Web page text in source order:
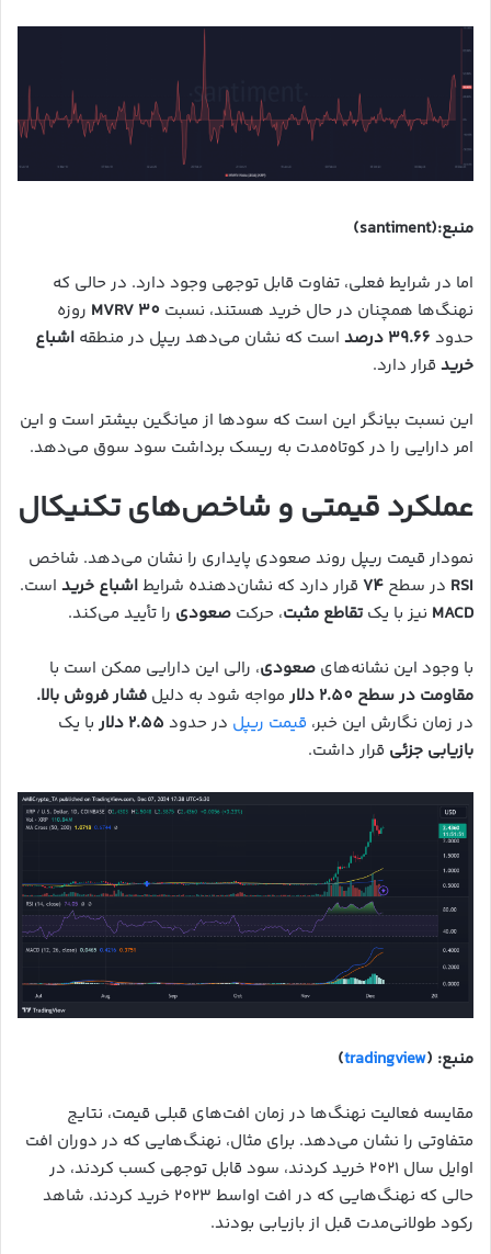
منبع:(santiment)
اما در شرایط فعلی، تفاوت قابل توجهی وجود دارد. در حالی که
نهنگ‌ها همچنان در حال خرید هستند، نسبت MVRV 30 روزه
حدود 39.66 درصد است که نشان می‌دهد ریپل در منطقه اشباع
خرید قرار دارد.
این نسبت بیانگر این است که سودها از میانگین بیشتر است و این
امر دارایی را در کوتاه‌مدت به ریسک برداشت سود سوق می‌دهد.
عملکرد قیمتی و شاخص‌های تکنیکال
نمودار قیمت ریپل روند صعودی پایداری را نشان می‌دهد. شاخص
RSI در سطح 74 قرار دارد که نشان‌دهنده شرایطاشباع خرید است.
MACD نیز با یکتقاطع مثبت، حرکت صعودی را تأیید می‌کند.
با وجود این نشانه‌های صعودی، رالی این دارایی ممکن است با
مقاومت در سطح 2.50 دلار
مواجه شود به دلیل فشار فروش بالا.
در زمان نگارش این خبر، قیمت ریپل در حدود 2.55 دلار
با یک
بازیابی جزئی قرار داشت.
منبع: (tradingview
)
مقایسه فعالیت نهنگ‌ها در زمان افت‌های قبلی قیمت، نتایج
متفاوتی را نشان می‌دهد. برای مثال، نهنگ‌هایی که در دوران افت
اوایل سال 2021 خرید کردند، سود قابل توجهی کسب کردند، در
حالی که نهنگ‌هایی که در افت اواسط 2023 خرید کردند، شاهد
رکود طولانی‌مدت قبل از بازیابی بودند.